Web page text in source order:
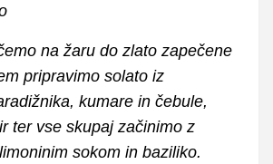
na žaru do zlato zapečene
pripravimo solato iz
kumare in čebule,
ter vse skupaj začinimo z
sokom in baziliko.